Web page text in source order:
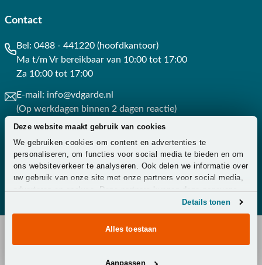
Deze website maakt gebruik van cookies
We gebruiken cookies om content en advertenties te
personaliseren, om functies voor social media te bieden en om
ons websiteverkeer te analyseren. Ook delen we informatie over
uw gebruik van onze site met onze partners voor social media,
adverteren en analyse. Deze partners kunnen deze gegevens
combineren met andere informatie die u aan ze heeft verstrekt
of die ze hebben verzameld op basis van uw gebruik van hun
Details tonen
Alles toestaan
Aanpassen
Contact
Bel: 0488 - 441220 (hoofdkantoor)
Ma t/m Vr bereikbaar van 10:00 tot 17:00
Za 10:00 tot 17:00
E-mail: info@vdgarde.nl
(Op werkdagen binnen 2 dagen reactie)
Whatsapp: 0488441220
(Op werkdagen binnen 3 uur reactie)
Contact
Copyright © 2026 - Van der Garde Tuinmeubelen -